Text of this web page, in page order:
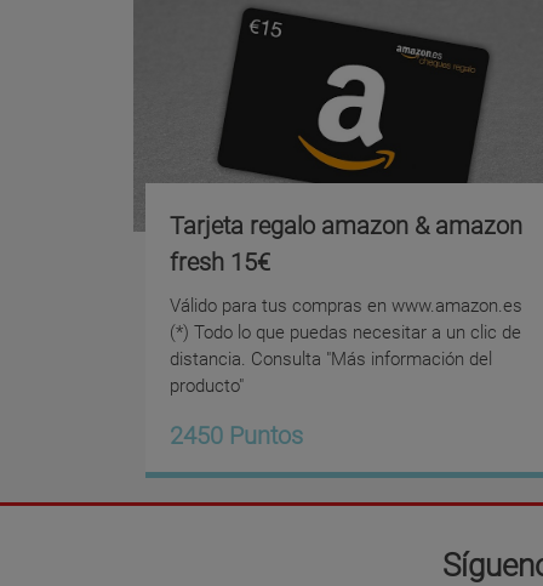
Tarjeta regalo amazon & amazon
fresh 15€
Válido para tus compras en www.amazon.es
(*) Todo lo que puedas necesitar a un clic de
distancia. Consulta "Más información del
producto"
2450 Puntos